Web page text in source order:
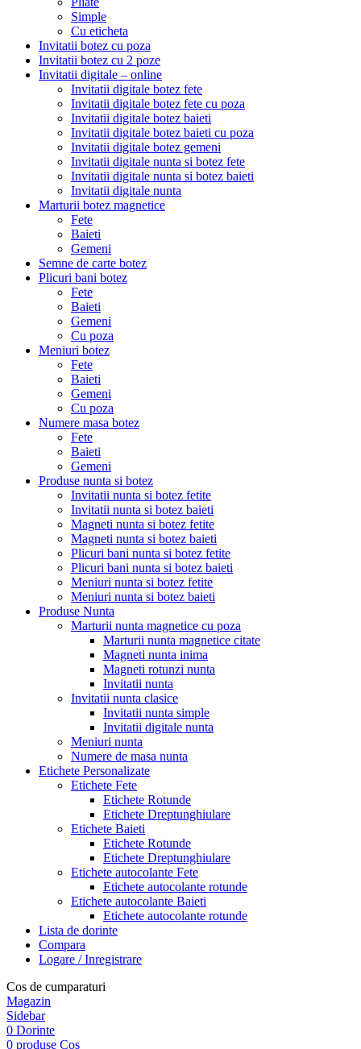
Simple
Cu eticheta
Invitatii botez cu poza
Invitatii botez cu 2 poze
Invitatii digitale – online
Invitatii digitale botez fete
Invitatii digitale botez fete cu poza
Invitatii digitale botez baieti
Invitatii digitale botez baieti cu poza
Invitatii digitale botez gemeni
Invitatii digitale nunta si botez fete
Invitatii digitale nunta si botez baieti
Invitatii digitale nunta
Marturii botez magnetice
Fete
Baieti
Gemeni
Semne de carte botez
Plicuri bani botez
Fete
Baieti
Gemeni
Cu poza
Meniuri botez
Fete
Baieti
Gemeni
Cu poza
Numere masa botez
Fete
Baieti
Gemeni
Produse nunta si botez
Invitatii nunta si botez fetite
Invitatii nunta si botez baieti
Magneti nunta si botez fetite
Magneti nunta si botez baieti
Plicuri bani nunta si botez fetite
Plicuri bani nunta si botez baieti
Meniuri nunta si botez fetite
Meniuri nunta si botez baieti
Produse Nunta
Marturii nunta magnetice cu poza
Marturii nunta magnetice citate
Magneti nunta inima
Magneti rotunzi nunta
Invitatii nunta
Invitatii nunta clasice
Invitatii nunta simple
Invitatii digitale nunta
Meniuri nunta
Numere de masa nunta
Etichete Personalizate
Etichete Fete
Etichete Rotunde
Etichete Dreptunghiulare
Etichete Baieti
Etichete Rotunde
Etichete Dreptunghiulare
Etichete autocolante Fete
Etichete autocolante rotunde
Etichete autocolante Baieti
Etichete autocolante rotunde
Lista de dorinte
Compara
Logare / Inregistrare
Cos de cumparaturi
Magazin
Sidebar
0 Dorinte
0 produse Cos